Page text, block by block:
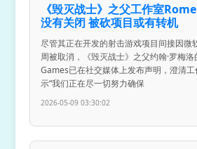
《毁灭战士》之父工作室
没有关闭 被砍项目或有转机
尽管其正在开发的射击游戏项目间接因微
周被取消，《毁灭战士》之父约翰·罗梅
Games已在社交媒体上发布声明，澄清
示“我们正在尽一切努力确保
2026-05-09 03:30:02